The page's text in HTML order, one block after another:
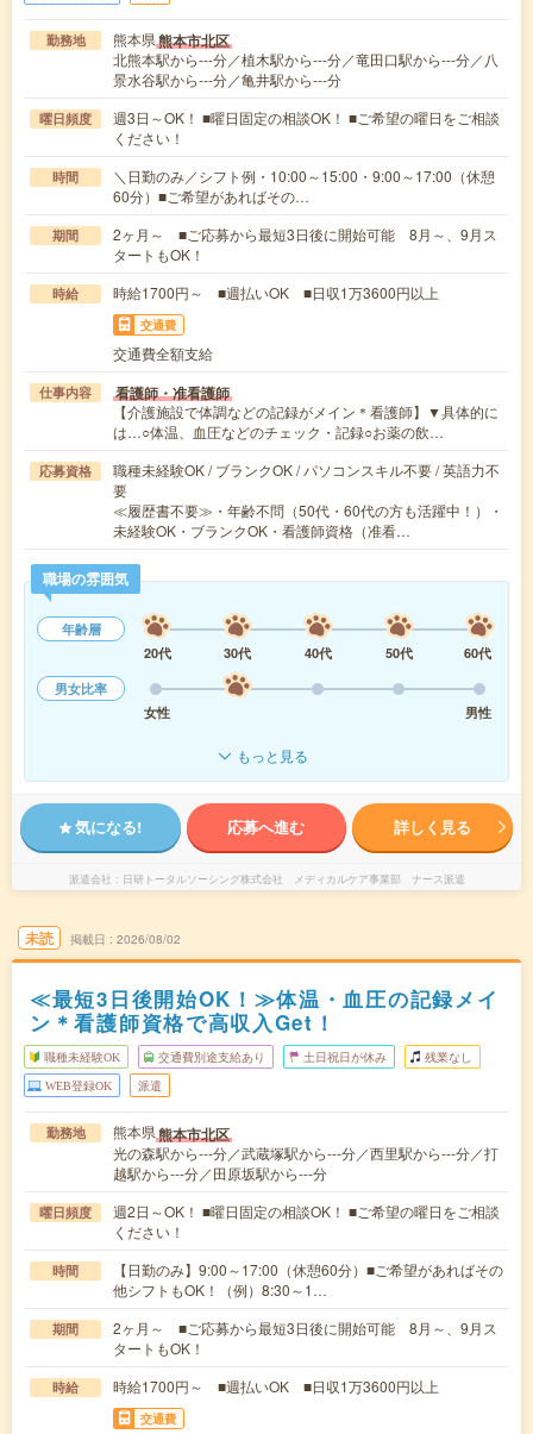
勤務地 熊本県熊本市北区
北熊本駅から---分／植木駅から---分／竜田口駅から---分／八
景水谷駅から---分／亀井駅から---分
曜日頻度
週3日～OK！ ■曜日固定の相談OK！ ■ご希望の曜日をご相談
ください！
時間
＼日勤のみ／シフト例・10:00～15:00・9:00～17:00（休憩
60分）■ご希望があればその…
期間
2ヶ月～ ■ご応募から最短3日後に開始可能 8月～、9月ス
タートもOK！
時給 時給1700円～ ■週払いOK ■日収1万3600円以上
交通費
交通費全額支給
仕事内容 看護師・准看護師
【介護施設で体調などの記録がメイン＊看護師】▼具体的に
は…○体温、血圧などのチェック・記録○お薬の飲…
応募資格
職種未経験OK / ブランクOK / パソコンスキル不要 / 英語力不
要
≪履歴書不要≫・年齢不問（50代・60代の方も活躍中！）・
未経験OK・ブランクOK・看護師資格（准看…
職場の雰囲気
年齢層
20代
30代 40代 50代
60代
男女比率
女性
男性
もっと見る
気になる! 応募へ進む 詳しく見る
派遣会社 日研トータルソーシング株式会社 メディカルケア事業部 ナース派遣
未読 掲載日 2026/08/02
≪最短3日後開始OK！≫体温・血圧の記録メイ
ン＊看護師資格で高収入Get！
職種未経験OK 交通費別途支給あり 土日祝日が休み 残業なし
WEB登録OK 派遣
勤務地 熊本県熊本市北区
光の森駅から---分／武蔵塚駅から---分／西里駅から---分／打
越駅から---分／田原坂駅から---分
曜日頻度
週2日～OK！ ■曜日固定の相談OK！ ■ご希望の曜日をご相談
ください！
時間
【日勤のみ】9:00～17:00（休憩60分）■ご希望があればその
他シフトもOK！（例）8:30～1…
期間
2ヶ月～ ■ご応募から最短3日後に開始可能 8月～、9月ス
タートもOK！
時給 時給1700円～ ■週払いOK ■日収1万3600円以上
交通費